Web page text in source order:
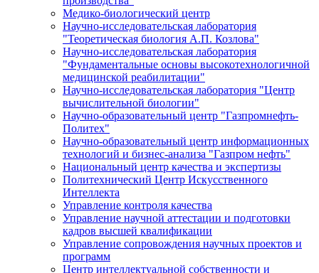
Медико-биологический центр
Научно-исследовательская лаборатория
"Теоретическая биология А.П. Козлова"
Научно-исследовательская лаборатория
"Фундаментальные основы высокотехнологичной
медицинской реабилитации"
Научно-исследовательская лаборатория "Центр
вычислительной биологии"
Научно-образовательный центр "Газпромнефть-
Политех"
Научно-образовательный центр информационных
технологий и бизнес-анализа "Газпром нефть"
Национальный центр качества и экспертизы
Политехнический Центр Искусственного
Интеллекта
Управление контроля качества
Управление научной аттестации и подготовки
кадров высшей квалификации
Управление сопровождения научных проектов и
программ
Центр интеллектуальной собственности и